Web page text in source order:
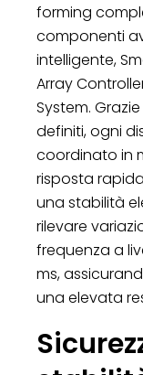
forming
componenti
intelligente,
Array
System.
definiti, ogni
coordinato in
risposta
una stabilità
rilevare
frequenza a
ms,
una elevata